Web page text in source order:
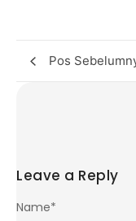
Pos
Leave a Reply
Name*